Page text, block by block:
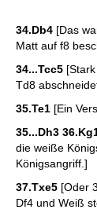
34.Db4 [Das
Matt auf f8
34...Tcc5
Td8
35.Te1 [Ein
35...Dh3
die weiße
Königsangriff.]
37.Txe5 [Oder
Df4 und Weiß